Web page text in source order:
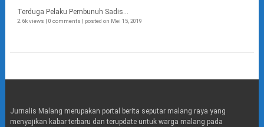
Terduga Pelaku Pembunuh Sadis...
2.6k views | 0 comments | posted on Mei 15, 2019
Jurnalis Malang merupakan portal berita seputar malang raya yang
menyajikan kabar terbaru dan terupdate untuk warga malang pada